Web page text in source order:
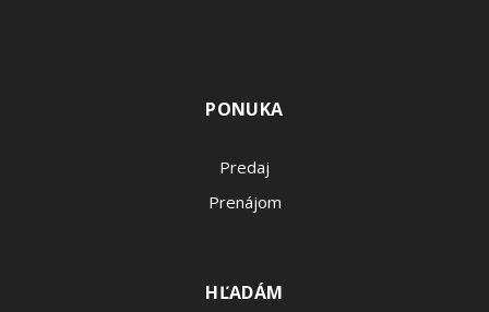
PONUKA
Predaj
Prenájom
HĽADÁM